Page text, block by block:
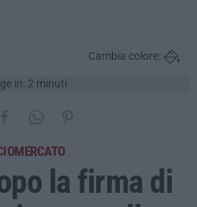
in: 2 minuti
Cambia colore:
la firma di